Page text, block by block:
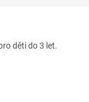
děti do 3 let.